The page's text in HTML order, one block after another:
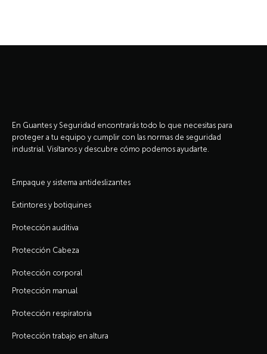
En Guantes y Seguridad encontrarás todo lo que necesitas para
proteger a tu equipo y cumplir con las normas de seguridad
industrial. Visítanos y descubre cómo podemos ayudarte.
Empaque y sistema antideslizantes
Extintores y botiquines
Protección auditiva
Protección Cabeza
Protección corporal
Protección manual
Protección respiratoria
Protección trabajo en altura